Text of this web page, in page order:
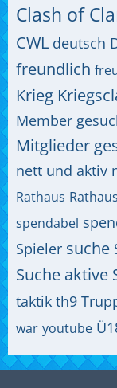
Clash of
CWL deutsch
freundlich
Krieg
Member
Mitglieder
nett und aktiv
Rathaus
spendabel
Spieler suche
Suche aktive
taktik th9
war youtube